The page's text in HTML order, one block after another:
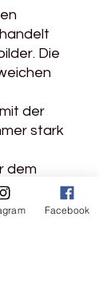
Die
der
stark
dem
Facebook